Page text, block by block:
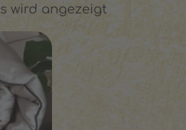
wird angezeigt